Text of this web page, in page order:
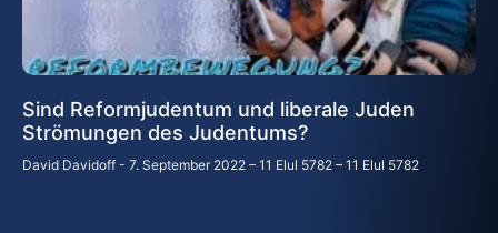
Sind Reformjudentum und liberale Juden
Strömungen des Judentums?
David Davidoff 7. September 2022 – 11 Elul 5782 – 11 Elul 5782